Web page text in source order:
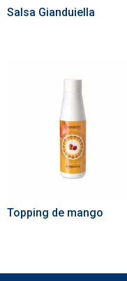
Salsa Gianduiella
Topping de mango